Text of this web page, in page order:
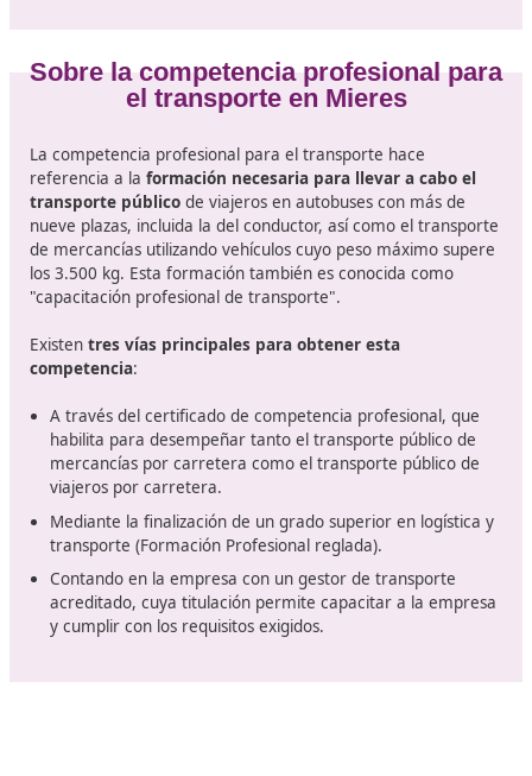
Profesional de Transporte?
certificado que habilita a los profesionales para
diversas áreas del sector del transporte, ya sea por
carretera, marítimo o aéreo. Este título es requerido
gestionar actividades de transporte de mercancías y
garantizando que los individuos posean las habilidades
necesarias para cumplir con la normativa y ofrecer un
En España, la obtención de este título está regulada
Ley de Ordenación de los Transportes Terrestres
requiere la superación de un examen que evalúa
conocimientos teóricos como prácticos del sector. El
necesario para la preparación a este examen ha
evolucionado con el tiempo, adaptándose a las
del mercado laboral y la normativa vigente.